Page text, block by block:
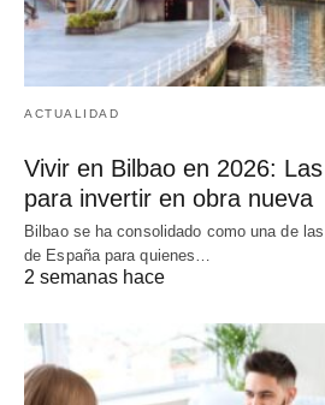
ACTUALIDAD
Vivir en Bilbao en 2026:
para invertir en obra nueva
Bilbao se ha consolidado como una de
de España para quienes…
2 semanas hace